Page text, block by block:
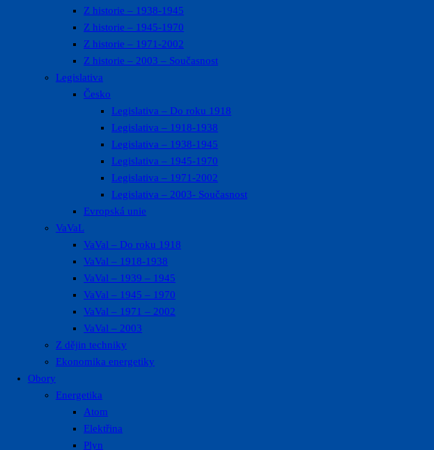
Z historie – 1938-1945
Z historie – 1945-1970
Z historie – 1971-2002
Z historie – 2003 – Současnost
Legislativa
Česko
Legislativa – Do roku 1918
Legislativa – 1918-1938
Legislativa – 1938-1945
Legislativa – 1945-1970
Legislativa – 1971-2002
Legislativa – 2003- Současnost
Evropská unie
VaVaL
VaVal – Do roku 1918
VaVal – 1918-1938
VaVal – 1939 – 1945
VaVal – 1945 – 1970
VaVal – 1971 – 2002
VaVal – 2003
Z dějin techniky
Ekonomika energetiky
Obory
Energetika
Atom
Elektřina
Plyn